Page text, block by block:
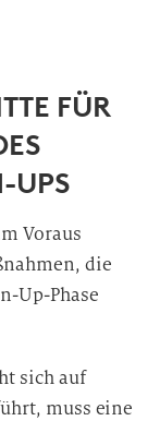
FÜR
UPS
Voraus
die
Up-Phase
sich auf
muss eine